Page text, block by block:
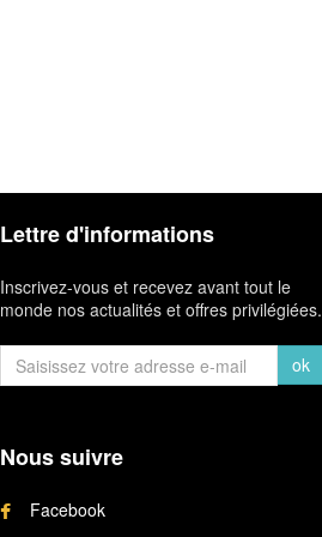
Lettre d'informations
Inscrivez-vous et recevez avant tout le
monde nos actualités et offres privilégiées.
ok
Nous suivre
Facebook